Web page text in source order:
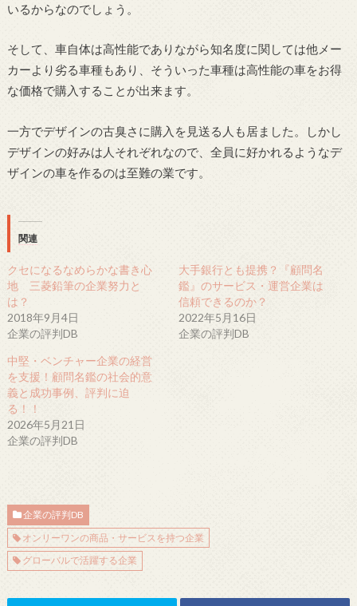
いるからなのでしょう。
そして、車自体は高性能でありながら知名度に関しては他メー
カーより劣る車種もあり、そういった車種は高性能の車をお得
な価格で購入することが出来ます。
一方でデザインの古臭さに購入を見送る人も居ました。しかし
デザインの好みは人それぞれなので、全員に好かれるようなデ
ザインの車を作るのは至難の業です。
関連
クセになるなめらかな書き心
地 三菱鉛筆の企業努力と
は？
2018年9月4日
企業の評判DB
大手銀行とも提携？『顧問名
鑑』のサービス・運営企業は
信頼できるのか？
2022年5月16日
企業の評判DB
中堅・ベンチャー企業の経営
を支援！顧問名鑑の社会的意
義と成功事例、評判に迫
る！！
2026年5月21日
企業の評判DB
企業の評判DB
オンリーワンの商品・サービスを持つ企業
グローバルで活躍する企業